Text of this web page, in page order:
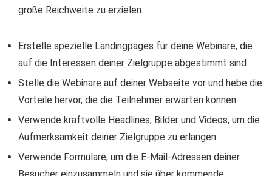
große Reichweite zu erzielen.
Erstelle spezielle Landingpages für deine Webinare, die
auf die Interessen deiner Zielgruppe abgestimmt sind
Stelle die Webinare auf deiner Webseite vor und hebe die
Vorteile hervor, die die Teilnehmer erwarten können
Verwende kraftvolle Headlines, Bilder und Videos, um die
Aufmerksamkeit deiner Zielgruppe zu erlangen
Verwende Formulare, um die E-Mail-Adressen deiner